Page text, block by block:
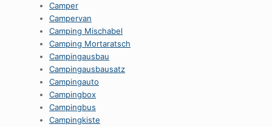
Camper
Campervan
Camping Mischabel
Camping Mortaratsch
Campingausbau
Campingausbausatz
Campingauto
Campingbox
Campingbus
Campingkiste